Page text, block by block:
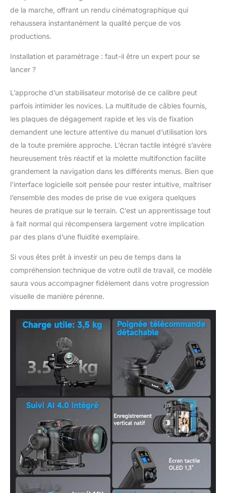
de la marche, offrant un rendu cinématographique qui
rehaussera instantanément la qualité perçue de vos
productions.
Installation et paramétrage : faut-il être un expert pour se
lancer ?
L’approche d’un stabilisateur motorisé de ce calibre peut
parfois intimider les novices. La multitude de câbles fournis,
les plaques de dégagement rapide et les vis de fixation
demandent une lecture attentive du manuel d’utilisation lors
de la toute première approche. L’écran tactile intégré s’avère
heureusement très réactif et la molette multifonction facilite
grandement la navigation dans les différents menus. Bien que
l’interface logicielle soit pensée pour rester intuitive, maîtriser
l’ensemble des modes de prise de vue exigera quelques
heures de pratique sur le terrain. C’est un apprentissage tout
à fait normal qui récompensera largement votre implication
par des plans d’une fluidité exemplaire.
Si vous êtes prêt à investir un peu de temps dans la
compréhension technique de votre outil de travail, ce modèle
saura vous accompagner fidèlement dans votre progression
visuelle de manière pérenne.